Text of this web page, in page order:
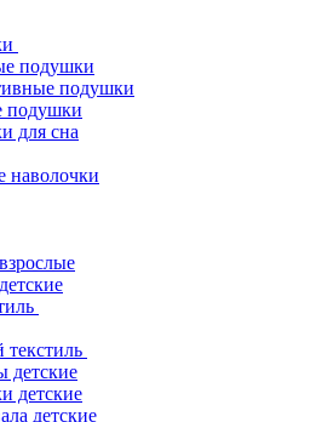
подушки
подушки
подушки
для сна
наволочки
текстиль
детские
детские
детские